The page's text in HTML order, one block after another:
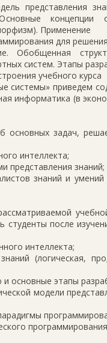
представления
концепции
Применение
для
Обобщенная
систем. Этапы
учебного курса
системы» приведем
информатика (в
основных задач,
интеллекта;
представления знаний;
знаний и
после
интеллекта;
(логическая,
и основные этапы
модели
программирования